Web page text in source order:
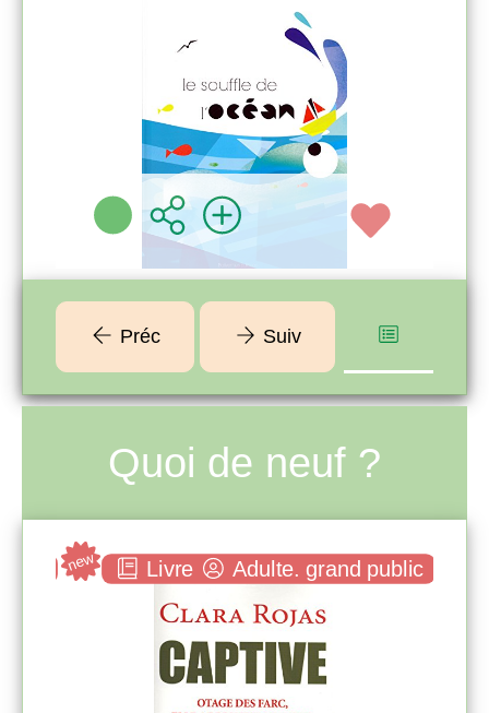
Laurie COHEN
Balivernes éd. (
Francheville - 2014 )
Plus d'infos
Préc Suiv
Quoi de neuf ?
Livre Adulte. grand public
new
Captive
Clara ROJAS
Plon ( [Paris] -